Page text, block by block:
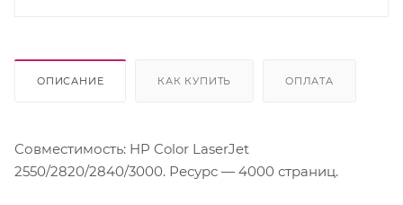
ОПИСАНИЕ КАК КУПИТЬ ОПЛАТА
Совместимость: HP Color LaserJet
2550/2820/2840/3000. Ресурс — 4000 страниц.